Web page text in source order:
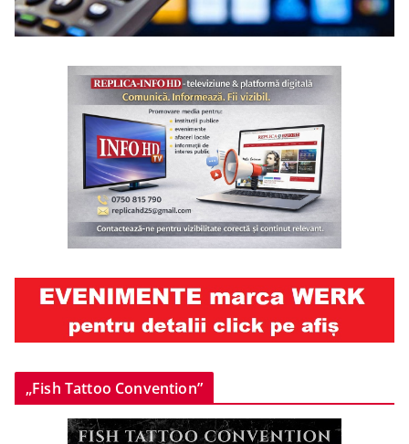
„Fish Tattoo Convention”